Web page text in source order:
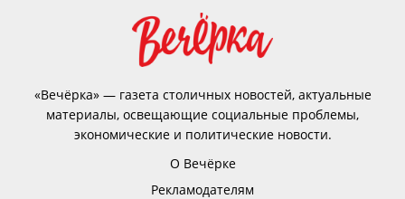
«Вечёрка» — газета столичных новостей, актуальные
материалы, освещающие социальные проблемы,
экономические и политические новости.
О Вечёрке
Рекламодателям